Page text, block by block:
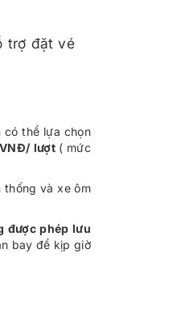
trợ đặt vé
có thể lựa chọn
lượt ( mức
thống và xe ôm
được phép lưu
bay để kịp giờ